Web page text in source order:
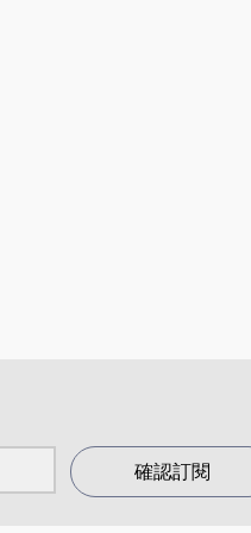
確認訂閱